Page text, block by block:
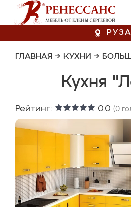
РУЗА
ГЛАВНАЯ → КУХНИ →
Кухня
Рейтинг: 0.0 (0